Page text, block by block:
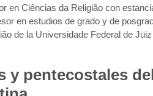
en Ciências da Religião con
en estudios de grado y de
de la Universidade Federal de
y pentecostales